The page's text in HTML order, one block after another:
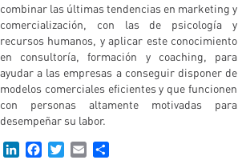
combinar las últimas tendencias en marketing y
comercialización, con las de psicología y
recursos humanos, y aplicar este conocimiento
en consultoría, formación y coaching, para
ayudar a las empresas a conseguir disponer de
modelos comerciales eficientes y que funcionen
con personas altamente motivadas para
desempeñar su labor.
LinkedInFacebookTwitterEmail